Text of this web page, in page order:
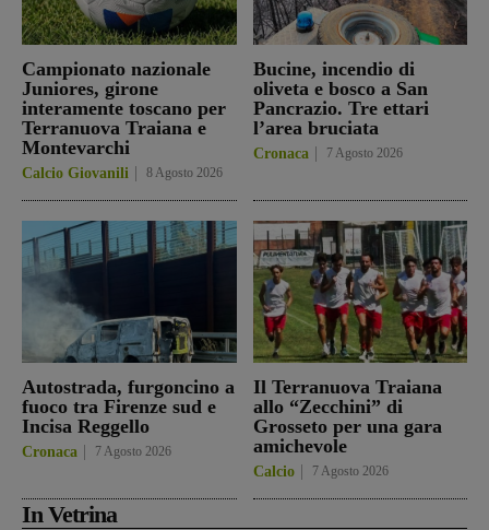
Campionato nazionale
Juniores, girone
interamente toscano per
Terranuova Traiana e
Montevarchi
Calcio Giovanili 8 Agosto 2026
Bucine, incendio di
oliveta e bosco a San
Pancrazio. Tre ettari
l’area bruciata
Cronaca 7 Agosto 2026
Autostrada, furgoncino a
fuoco tra Firenze sud e
Incisa Reggello
Cronaca 7 Agosto 2026
Il Terranuova Traiana
allo “Zecchini” di
Grosseto per una gara
amichevole
Calcio 7 Agosto 2026
In Vetrina